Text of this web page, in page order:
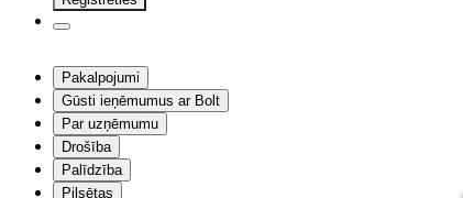
Pakalpojumi
Gūsti ieņēmumus ar Bolt
Par uzņēmumu
Drošība
Palīdzība
Pilsētas